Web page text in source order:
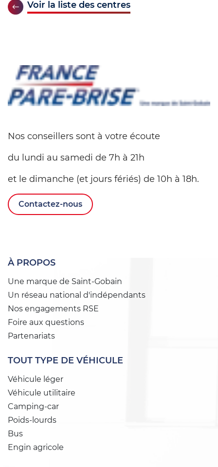
Voir la liste des centres
Nos conseillers sont à votre écoute
du lundi au samedi de 7h à 21h
et le dimanche (et jours fériés) de 10h à 18h.
Contactez-nous
À PROPOS
Une marque de Saint-Gobain
Un réseau national d'indépendants
Nos engagements RSE
Foire aux questions
Partenariats
TOUT TYPE DE VÉHICULE
Véhicule léger
Véhicule utilitaire
Camping-car
Poids-lourds
Bus
Engin agricole